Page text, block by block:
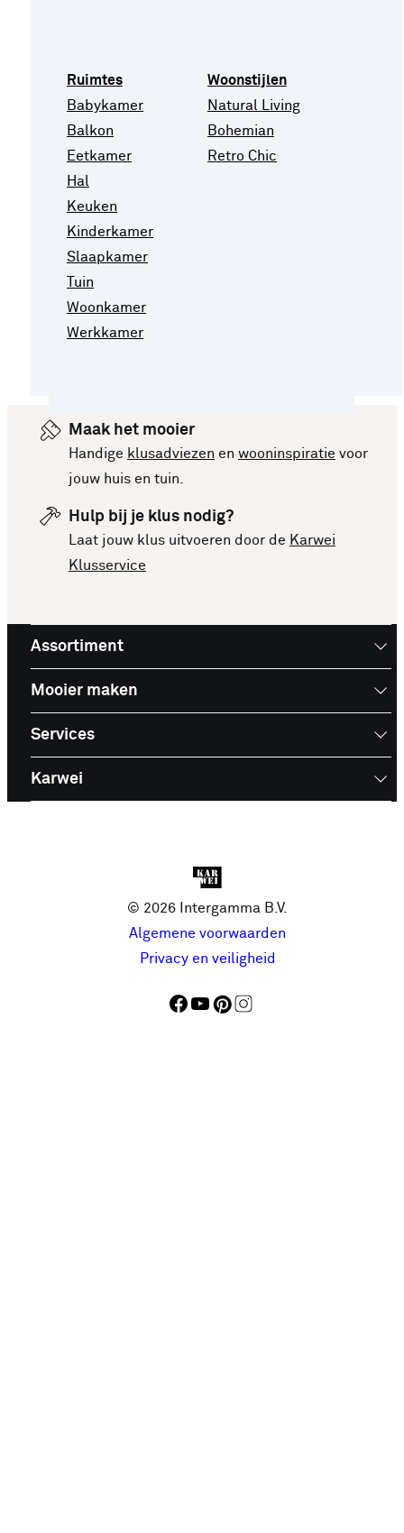
Ruimtes
Babykamer
Balkon
Eetkamer
Hal
Keuken
Kinderkamer
Slaapkamer
Tuin
Woonkamer
Werkkamer
Woonstijlen
Natural Living
Bohemian
Retro Chic
Maak het mooier
Handige klusadviezen en wooninspiratie voor
jouw huis en tuin.
Hulp bij je klus nodig?
Laat jouw klus uitvoeren door de Karwei
Klusservice
Assortiment
Mooier maken
Services
Karwei
© 2026 Intergamma B.V.
Algemene voorwaarden
Privacy en veiligheid